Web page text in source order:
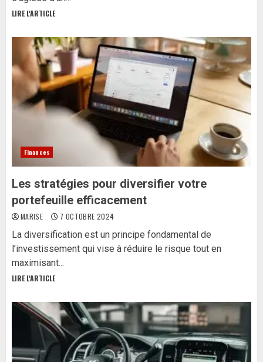
LIRE L'ARTICLE
Finances
Les stratégies pour diversifier votre
portefeuille efficacement
MARISE 7 OCTOBRE 2024
La diversification est un principe fondamental de
l’investissement qui vise à réduire le risque tout en
maximisant...
LIRE L'ARTICLE